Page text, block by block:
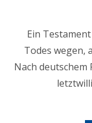
Ein
Todes wegen,
Nach deutschem